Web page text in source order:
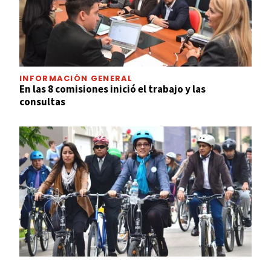
INFORMACIÓN GENERAL
En las 8 comisiones inició el trabajo y las
consultas